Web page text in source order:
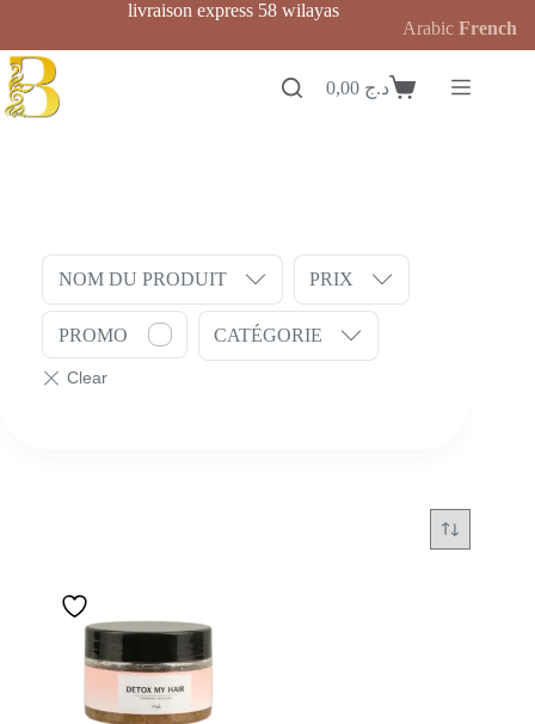
contenu
livraison express 58 wilayas
Panierد.ج
NOM DU PRODUIT PRIX
PROMO CATÉGORIE
Arabic French